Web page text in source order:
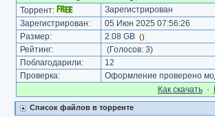
Торрент:
Зарегистрирован
Зарегистрирован:
05 Июн 2025 07:56:26
Размер:
2.08 GB ()
Рейтинг: (Голосов: 3)
Поблагодарили:
12
Проверка:
Оформление проверено
Как cкачать·
Список файлов в торренте